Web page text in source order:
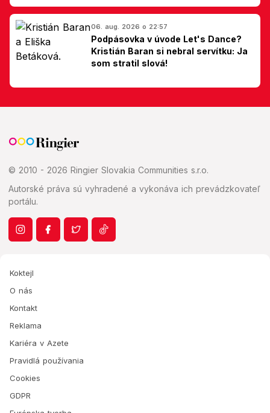
Slovákom
06. aug. 2026 o 22:57
Podpásovka v úvode Let's Dance?
Kristián Baran si nebral servítku: Ja
som stratil slová!
© 2010 - 2026 Ringier Slovakia Communities s.r.o.
Autorské práva sú vyhradené a vykonáva ich prevádzkovateľ
portálu.
Koktejl
O nás
Kontakt
Reklama
Kariéra v Azete
Pravidlá používania
Cookies
GDPR